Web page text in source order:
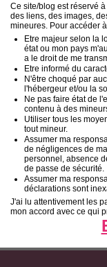
Ce site/blog est réservé
des liens, des images,
mineures. Pour accéder
Etre majeur selon la
état ou mon pays
a le droit de me
Etre informé du
N'être choqué par
l'hébergeur et/ou la
Ne pas faire état de
contenu à des
Utiliser tous les
tout mineur.
Assumer ma
de négligences de
personnel, absence
de passe de sécurité.
Assumer ma
déclarations sont
J'ai lu attentivement les
mon accord avec ce qui